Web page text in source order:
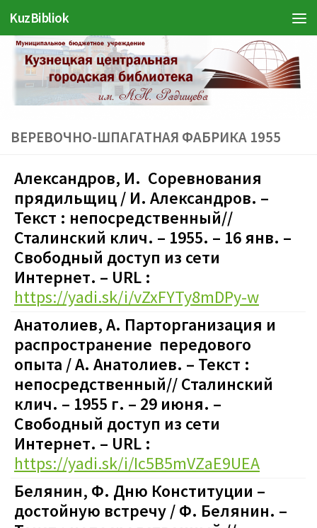
Перейти к содержимому
KuzBibliok
ВЕРЕВОЧНО-ШПАГАТНАЯ ФАБРИКА 1955
Александров, И. Соревнования
прядильщиц / И. Александров. –
Текст : непосредственный//
Сталинский клич. – 1955. – 16 янв. –
Свободный доступ из сети
Интернет. – URL :
https://yadi.sk/i/vZxFYTy8mDPy-w
Анатолиев, А. Парторганизация и
распространение передового
опыта / А. Анатолиев. – Текст :
непосредственный// Сталинский
клич. – 1955 г. – 29 июня. –
Свободный доступ из сети
Интернет. – URL :
https://yadi.sk/i/Ic5B5mVZaE9UEA
Белянин, Ф. Дню Конституции –
достойную встречу / Ф. Белянин. –